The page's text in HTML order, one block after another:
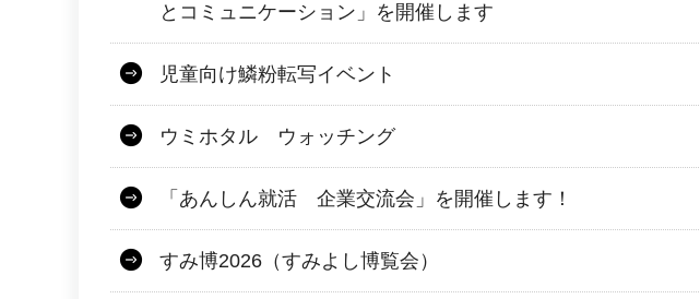
とコミュニケーション」を開催します
児童向け鱗粉転写イベント
ウミホタル ウォッチング
「あんしん就活 企業交流会」を開催します！
すみ博2026（すみよし博覧会）